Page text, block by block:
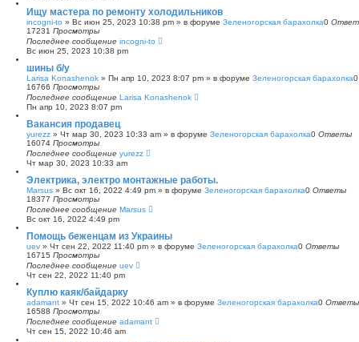
Ищу мастера по ремонту холодильников
incogni-to » Вс июн 25, 2023 10:38 pm » в форуме Зеленогорская барахолка0
17231 Просмотры
Последнее сообщение incogni-to
Вс июн 25, 2023 10:38 pm
шины б/у
Larisa Konashenok » Пн апр 10, 2023 8:07 pm » в форуме Зеленогорская барахолка
16766 Просмотры
Последнее сообщение Larisa Konashenok
Пн апр 10, 2023 8:07 pm
Вакансия продавец
yurezz » Чт мар 30, 2023 10:33 am » в форуме Зеленогорская барахолка0 Ответы
16074 Просмотры
Последнее сообщение yurezz
Чт мар 30, 2023 10:33 am
Электрика, электро монтажные работы.
Marsus » Вс окт 16, 2022 4:49 pm » в форуме Зеленогорская барахолка0 Ответы
18377 Просмотры
Последнее сообщение Marsus
Вс окт 16, 2022 4:49 pm
Помощь беженцам из Украины
uev » Чт сен 22, 2022 11:40 pm » в форуме Зеленогорская барахолка0 Ответы
16715 Просмотры
Последнее сообщение uev
Чт сен 22, 2022 11:40 pm
Куплю каяк/байдарку
adamant » Чт сен 15, 2022 10:46 am » в форуме Зеленогорская барахолка0 Ответы
16588 Просмотры
Последнее сообщение adamant
Чт сен 15, 2022 10:46 am